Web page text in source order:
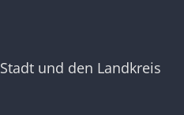
und den Landkreis